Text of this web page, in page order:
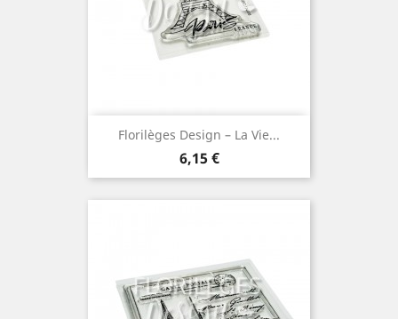
Florilèges Design – La Vie...
Prix
6,15 €